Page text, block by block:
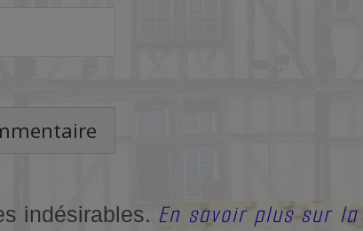
indésirables. En savoir plus sur